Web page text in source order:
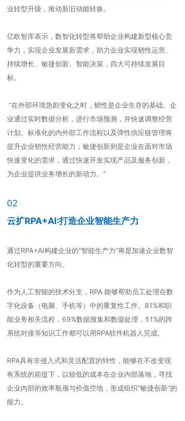
业转型升级，推动新旧动能转换。
亿欧智库表示，数智化转型将帮助企业构建新型核心竞
争力，实现企业发展新需求，助力企业实现韧性运营、
持续增长、敏捷创新、智能决策，四大可持续发展目
标。
“在外部环境急剧变化之时，韧性是企业生存的基础。企
业通过实时数据分析，进行市场预测，并快速调整经营
计划。标准化的内外部工作流程以及弹性供应链管理将
提升企业韧性经营能力；敏捷创新则是企业在面对市场
快速变化的需求，通过快速开发实现产品及服务创新，
为企业提供业务增长的新动力。”
02
云扩RPA+AI:打造企业智能生产力
通过RPA+AI构建企业的“智能生产力”将是加速企业数智
化转型的重要方向。
作为人工智能的技术分支，RPA 能够帮助员工处理在数
字化设备（电脑、手机等）中的重复性工作。81%和职
能业务相关流程，69%数据搜集和数据处理，51%的跨
系统对接等知识工作都可以用RPA软件机器人完成。
RPA具有非侵入式和灵活配置的特性，能够在不改变现
有系统的前提下，以较低的成本在企业内部落地，寻找
企业内部的效率瓶颈与价值空地，形成组织“敏捷创新”的
能力。